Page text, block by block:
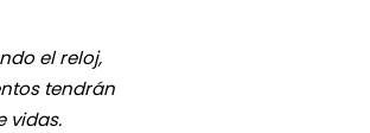
el reloj,
tendrán
vidas.